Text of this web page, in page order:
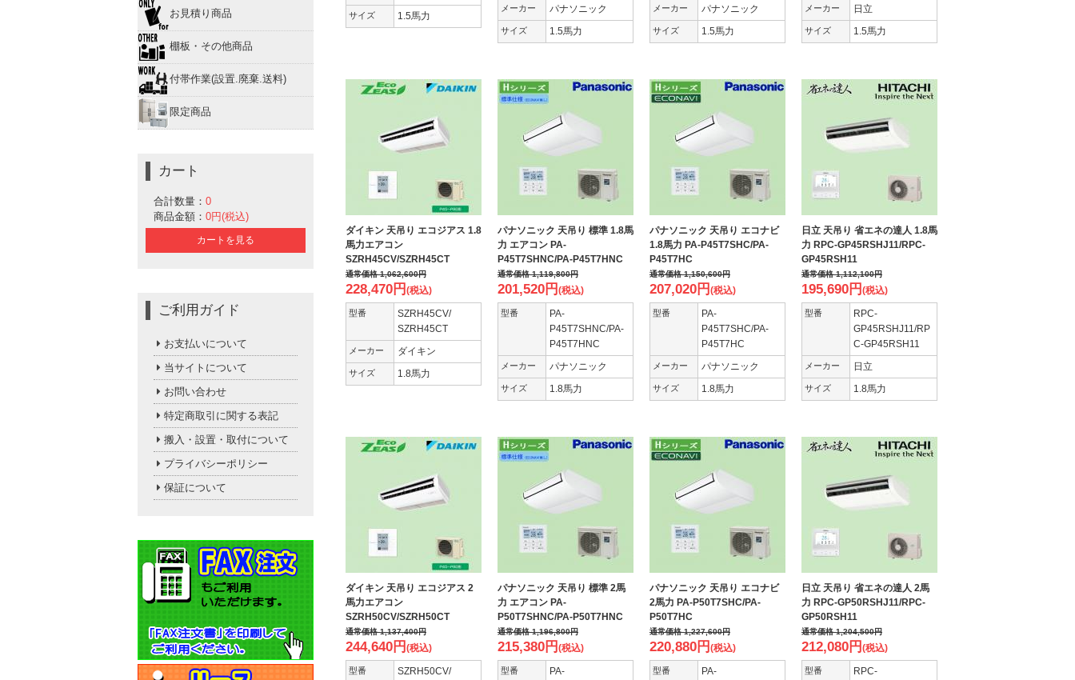
お見積り商品
棚板・その他商品
付帯作業(設置.廃棄.送料)
限定商品
カート
合計数量： 0
商品金額： 0円(税込)
カートを見る
ご利用ガイド
お支払いについて
当サイトについて
お問い合わせ
特定商取引に関する表記
搬入・設置・取付について
プライバシーポリシー
保証について
サイズ 1.5馬力
メーカー パナソニック
サイズ 1.5馬力
メーカー パナソニック
サイズ 1.5馬力
メーカー 日立
サイズ 1.5馬力
ダイキン 天吊り エコジアス 1.8
馬力エアコン
SZRH45CV/SZRH45CT
通常価格1,062,600円
228,470円 (税込)
型番
SZRH45CV/
SZRH45CT
メーカー ダイキン
サイズ 1.8馬力
パナソニック 天吊り 標準 1.8馬
力 エアコン PA-
P45T7SHNC/PA-P45T7HNC
通常価格1,119,800円
201,520円 (税込)
型番
PA-
P45T7SHNC/PA-
P45T7HNC
メーカー パナソニック
サイズ 1.8馬力
パナソニック 天吊り エコナビ
1.8馬力 PA-P45T7SHC/PA-
P45T7HC
通常価格1,150,600円
207,020円 (税込)
型番
PA-
P45T7SHC/PA-
P45T7HC
メーカー パナソニック
サイズ 1.8馬力
日立 天吊り 省エネの達人 1.8馬
力 RPC-GP45RSHJ11/RPC-
GP45RSH11
通常価格1,112,100円
195,690円 (税込)
型番
RPC-
GP45RSHJ11/RP
C-GP45RSH11
メーカー 日立
サイズ 1.8馬力
ダイキン 天吊り エコジアス 2
馬力エアコン
SZRH50CV/SZRH50CT
通常価格1,137,400円
244,640円 (税込)
型番
SZRH50CV/
パナソニック 天吊り 標準 2馬
力 エアコン PA-
P50T7SHNC/PA-P50T7HNC
通常価格1,196,800円
215,380円 (税込)
型番
PA-
パナソニック 天吊り エコナビ
2馬力 PA-P50T7SHC/PA-
P50T7HC
通常価格1,227,600円
220,880円 (税込)
型番
PA-
日立 天吊り 省エネの達人 2馬
力 RPC-GP50RSHJ11/RPC-
GP50RSH11
通常価格1,204,500円
212,080円 (税込)
型番
RPC-